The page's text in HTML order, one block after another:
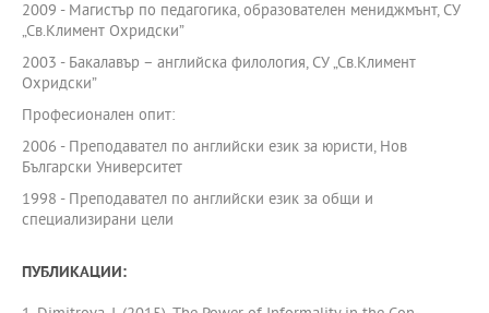
2009 - Магистър по педагогика, образователен мениджмънт, СУ
„Св.Климент Охридски”
2003 - Бакалавър – английска филология, СУ „Св.Климент
Охридски”
Професионален опит:
2006 - Преподавател по английски език за юристи, Нов
Български Университет
1998 - Преподавател по английски език за общи и
специализирани цели
ПУБЛИКАЦИИ: